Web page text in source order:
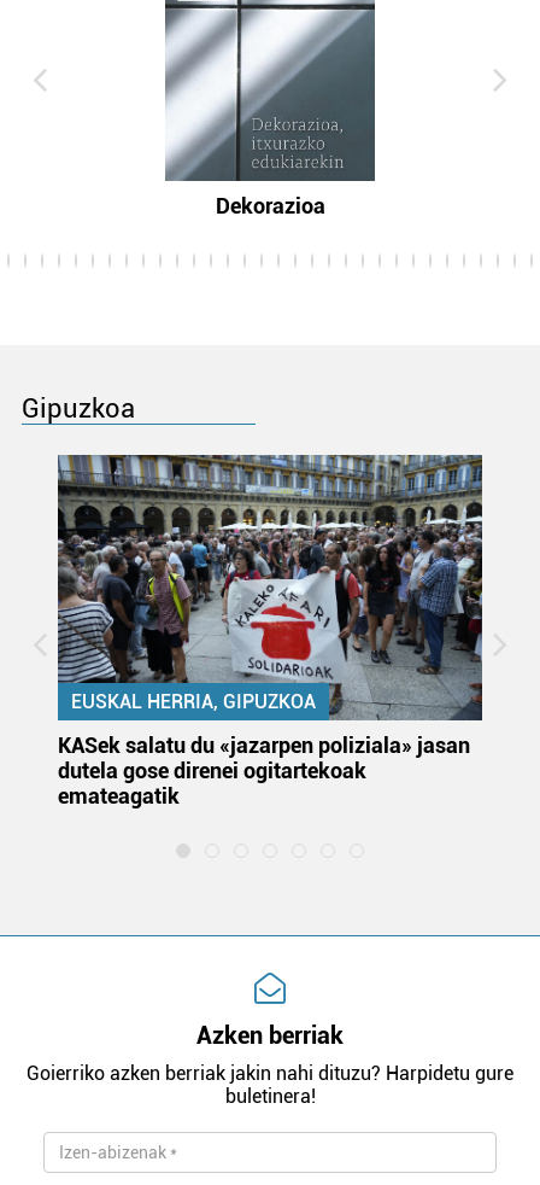
Dekorazioa
Gipuzkoa
EUSKAL HERRIA, GIPUZKOA
KASek salatu du «jazarpen poliziala» jasan
dutela gose direnei ogitartekoak
emateagatik
Azken berriak
Goierriko azken berriak jakin nahi dituzu? Harpidetu gure
buletinera!